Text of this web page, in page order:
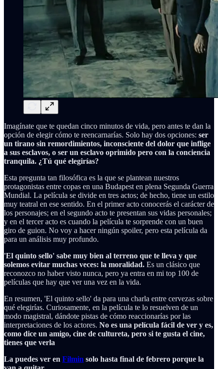
Imagínate que te quedan cinco minutos de vida, pero antes te dan la
opción de elegir cómo te reencarnarías. Solo hay dos opciones: ser
un tirano sin remordimientos, inconsciente del dolor que inflige
a sus esclavos, o ser un esclavo oprimido pero con la conciencia
tranquila. ¿Tú qué elegirías?
Esta pregunta tan filosófica es la que se plantean nuestros
protagonistas entre copas en una Budapest en plena Segunda Guerra
Mundial. La película se divide en tres actos; de hecho, tiene un estilo
muy teatral en ese sentido. En el primer acto conocerás el carácter de
los personajes; en el segundo acto te presentan sus vidas personales;
y en el tercer acto es cuando la película te sorprende con un buen
giro de guion. No voy a hacer ningún spoiler, pero esta película da
para un análisis muy profundo.
'El quinto sello' sabe muy bien al terreno que te lleva y que
solemos evitar muchas veces: la moralidad. Es un clásico que
reconozco no haber visto nunca, pero ya entra en mi top 100 de
películas que hay que ver una vez en la vida.
En resumen, 'El quinto sello' da para una charla entre cervezas sobre
qué elegirías. Curiosamente, en la película te lo resuelven de un
modo magistral, dándote pistas de cómo reaccionarías por las
interpretaciones de los actores. No es una película fácil de ver y es,
como dice un amigo, cine de cultureta, pero si te gusta el cine,
tienes que verla
La puedes ver en Filmin solo hasta final de febrero porque la